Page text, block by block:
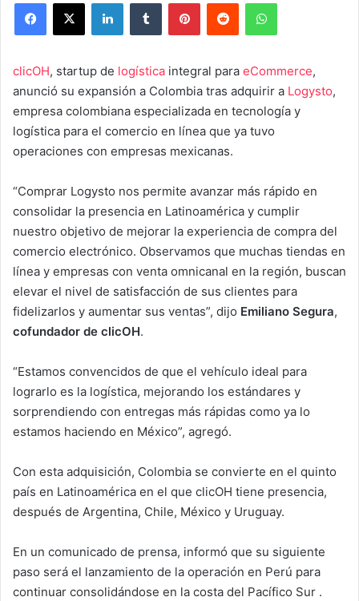
clicOH, startup de logística integral para eCommerce,
anunció su expansión a Colombia tras adquirir a Logysto,
empresa colombiana especializada en tecnología y
logística para el comercio en línea que ya tuvo
operaciones con empresas mexicanas.
“Comprar Logysto nos permite avanzar más rápido en
consolidar la presencia en Latinoamérica y cumplir
nuestro objetivo de mejorar la experiencia de compra del
comercio electrónico. Observamos que muchas tiendas en
línea y empresas con venta omnicanal en la región, buscan
elevar el nivel de satisfacción de sus clientes para
fidelizarlos y aumentar sus ventas”, dijo Emiliano Segura,
cofundador de clicOH.
“Estamos convencidos de que el vehículo ideal para
lograrlo es la logística, mejorando los estándares y
sorprendiendo con entregas más rápidas como ya lo
estamos haciendo en México”, agregó.
Con esta adquisición, Colombia se convierte en el quinto
país en Latinoamérica en el que clicOH tiene presencia,
después de Argentina, Chile, México y Uruguay.
En un comunicado de prensa, informó que su siguiente
paso será el lanzamiento de la operación en Perú para
continuar consolidándose en la costa del Pacífico Sur .